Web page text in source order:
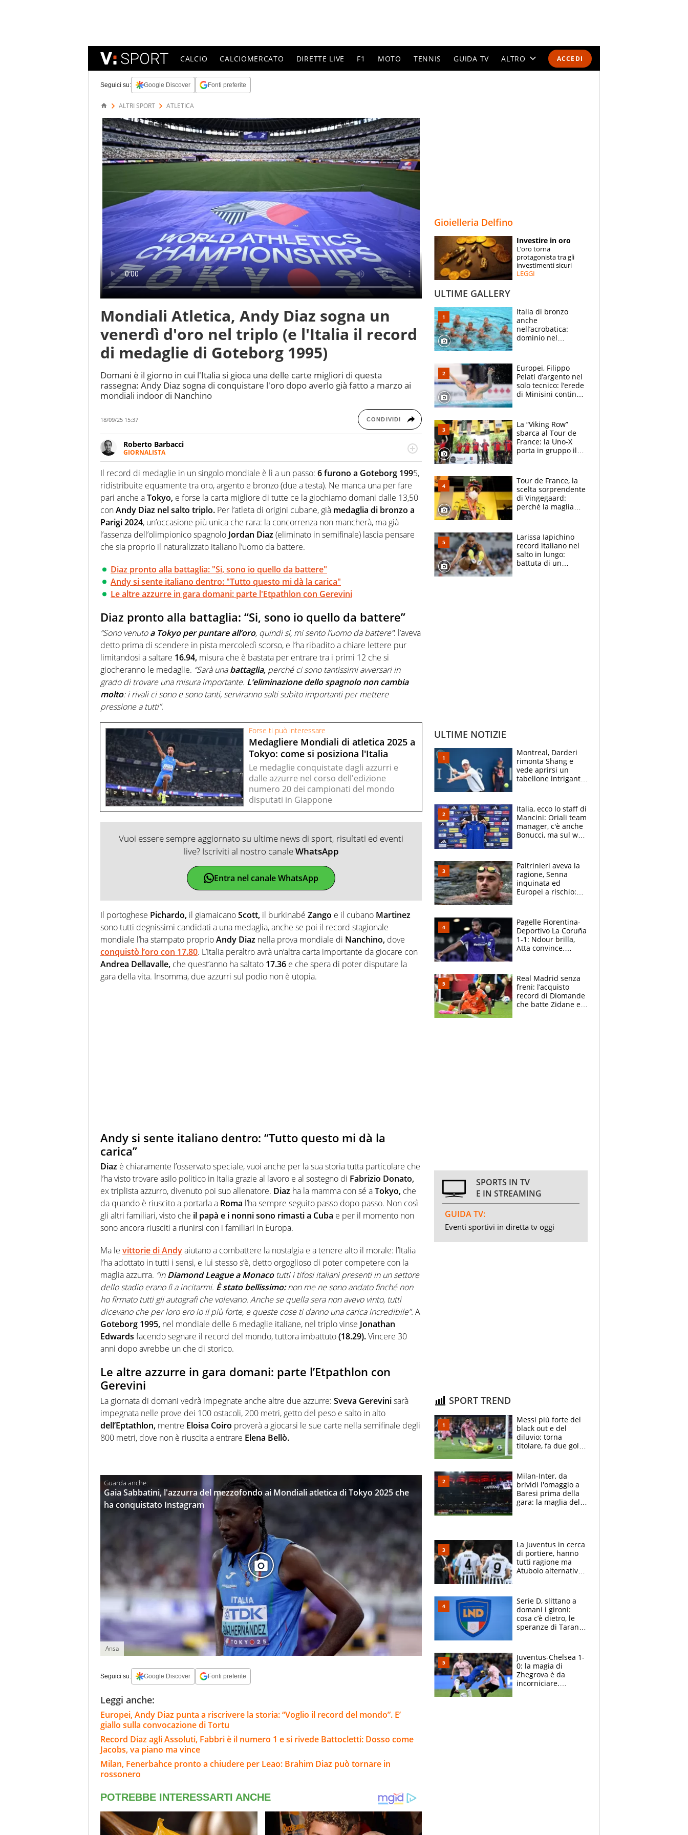
ACCEDI
CALCIO CALCIOMERCATO DIRETTE LIVE F1 MOTO TENNIS GUIDA TV ALTRO
SPECIALI
ESPERTI
Seguici su: Google Discover Fonti preferite
ALTRI SPORT ATLETICA
Mondiali Atletica, Andy Diaz sogna un
venerdì d'oro nel triplo (e l'Italia il record
di medaglie di Goteborg 1995)
Domani è il giorno in cui l'Italia si gioca una delle carte migliori di questa
rassegna: Andy Diaz sogna di conquistare l'oro dopo averlo già fatto a marzo ai
mondiali indoor di Nanchino
18/09/25 15:37 CONDIVIDI
Roberto Barbacci
GIORNALISTA
Giornalista (pubblicista) sportivo a tutto campo, è il tuttologo di Virgilio Sport. Provate a
chiedergli di boxe, di scherma, di volley o di curling: ve ne farà innamorare
Il record di medaglie in un singolo mondiale è lì a un passo: 6 furono a Goteborg 1995,
ridistribuite equamente tra oro, argento e bronzo (due a testa). Ne manca una per fare
pari anche aTokyo, e forse la carta migliore di tutte ce la giochiamo domani dalle 13,50
conAndy Diaz nel salto triplo. Per l’atleta di origini cubane, già medaglia di bronzo a
Parigi 2024, un’occasione più unica che rara: la concorrenza non mancherà, ma già
l’assenza dell’olimpionico spagnolo Jordan Diaz(eliminato in semifinale) lascia pensare
che sia proprio il naturalizzato italiano l’uomo da battere.
Diaz pronto alla battaglia: "Si, sono io quello da battere"
Andy si sente italiano dentro: "Tutto questo mi dà la carica"
Le altre azzurre in gara domani: parte l'Etpathlon con Gerevini
Diaz pronto alla battaglia: “Si, sono io quello da battere”
“Sono venutoa Tokyo per puntare all’oro, quindi si, mi sento l’uomo da battere”: l’aveva
detto prima di scendere in pista mercoledì scorso, e l’ha ribadito a chiare lettere pur
limitandosi a saltare 16.94, misura che è bastata per entrare tra i primi 12 che si
giocheranno le medaglie. “Sarà unabattaglia, perché ci sono tantissimi avversari in
grado di trovare una misura importante. L’eliminazione dello spagnolo non cambia
molto: i rivali ci sono e sono tanti, serviranno salti subito importanti per mettere
pressione a tutti”.
Forse ti può interessare
Medagliere Mondiali di atletica 2025 a
Tokyo: come si posiziona l'Italia
Le medaglie conquistate dagli azzurri e
dalle azzurre nel corso dell'edizione
numero 20 dei campionati del mondo
disputati in Giappone
Vuoi essere sempre aggiornato su ultime news di sport, risultati ed eventi
live? Iscriviti al nostro canaleWhatsApp
Entra nel canale WhatsApp
Il portoghese Pichardo, il giamaicanoScott, il burkinabé Zango e il cubano Martinez
sono tutti degnissimi candidati a una medaglia, anche se poi il record stagionale
mondiale l’ha stampato proprioAndy Diaz nella prova mondiale di Nanchino, dove
conquistò l’oro con 17.80. L’Italia peraltro avrà un’altra carta importante da giocare con
Andrea Dellavalle, che quest’anno ha saltato 17.36 e che spera di poter disputare la
gara della vita. Insomma, due azzurri sul podio non è utopia.
Andy si sente italiano dentro: “Tutto questo mi dà la
carica”
Diaz è chiaramente l’osservato speciale, vuoi anche per la sua storia tutta particolare che
l’ha visto trovare asilo politico in Italia grazie al lavoro e al sostegno di Fabrizio Donato,
ex triplista azzurro, divenuto poi suo allenatore. Diaz ha la mamma con sé aTokyo, che
da quando è riuscito a portarla a Roma l’ha sempre seguito passo dopo passo. Non così
gli altri familiari, visto che il papà e i nonni sono rimasti a Cuba e per il momento non
sono ancora riusciti a riunirsi con i familiari in Europa.
Ma le vittorie di Andyaiutano a combattere la nostalgia e a tenere alto il morale: l’Italia
l’ha adottato in tutti i sensi, e lui stesso s’è, detto orgoglioso di poter competere con la
maglia azzurra. “InDiamond League a Monacotutti i tifosi italiani presenti in un settore
dello stadio erano lì a incitarmi. È stato bellissimo:non me ne sono andato finché non
ho firmato tutti gli autografi che volevano. Anche se quella sera non avevo vinto, tutti
dicevano che per loro ero io il più forte, e queste cose ti danno una carica incredibile”. A
Goteborg 1995, nel mondiale delle 6 medaglie italiane, nel triplo vinse Jonathan
Edwards facendo segnare il record del mondo, tuttora imbattuto(18.29).Vincere 30
anni dopo avrebbe un che di storico.
Le altre azzurre in gara domani: parte l’Etpathlon con
Gerevini
La giornata di domani vedrà impegnate anche altre due azzurre: Sveva Gerevinisarà
impegnata nelle prove dei 100 ostacoli, 200 metri, getto del peso e salto in alto
dell’Eptathlon, mentre Eloisa Coiro proverà a giocarsi le sue carte nella semifinale degli
800 metri, dove non è riuscita a entrare Elena Bellò.
Gaia Sabbatini, l'azzurra del mezzofondo ai Mondiali atletica di Tokyo 2025 che
ha conquistato Instagram
Ansa
Seguici su: Google Discover Fonti preferite
Leggi anche:
Europei, Andy Diaz punta a riscrivere la storia: “Voglio il record del mondo”. E’
giallo sulla convocazione di Tortu
Record Diaz agli Assoluti, Fabbri è il numero 1 e si rivede Battocletti: Dosso come
Jacobs, va piano ma vince
Milan, Fenerbahce pronto a chiudere per Leao: Brahim Diaz può tornare in
rossonero
Gioielleria Delfino
Investire in oro
L’oro torna
protagonista tra gli
investimenti sicuri
LEGGI
ULTIME GALLERY
Italia di bronzo
anche
nell’acrobatica:
dominio nel
e compagni
continuare
Europei, Filippo
Pelati d’argento nel
solo tecnico: l’erede
di Minisini continua
mirino
La “Viking Row”
sbarca al Tour de
France: la Uno-X
porta in gruppo il
compagni
Tour de France, la
scelta sorprendente
di Vingegaard:
perché la maglia
rischio da evitare
Larissa Iapichino
record italiano nel
salto in lungo:
battuta di un
ULTIME NOTIZIE
Montreal, Darderi
rimonta Shang e
vede aprirsi un
tabellone intrigante:
felice del mio livello"
Italia, ecco lo staff di
Mancini: Oriali team
manager, c'è anche
Bonucci, ma sul web
Paltrinieri aveva la
ragione, Senna
inquinata ed
Europei a rischio:
adesso
Pagelle Fiorentina-
Deportivo La Coruña
1-1: Ndour brilla,
Atta convince.
Real Madrid senza
freni: l’acquisto
record di Diomande
che batte Zidane e
SPORTS IN TV
E IN STREAMING
GUIDA TV:
Eventi sportivi in diretta tv oggi
SPORT TREND
Messi più forte del
black out e del
diluvio: torna
titolare, fa due gol e
che ritiro
Milan-Inter, da
brividi l'omaggio a
Baresi prima della
gara: la maglia del
La Juventus in cerca
di portiere, hanno
tutti ragione ma
Atubolo alternativa
rimane Milinkovic-
Savic
Serie D, slittano a
domani i gironi:
cosa c’è dietro, le
speranze di Taranto
Juventus-Chelsea 1-
0: la magia di
Zhegrova è da
incorniciare.